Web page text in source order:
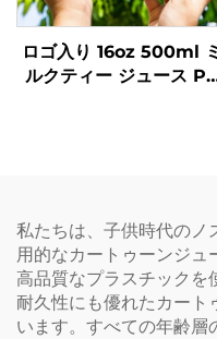
ロゴ入り 16oz 500ml
ルクティー ジュース
私たちは、子供時代のノ
用的なカートゥーンジュ
高品質なプラスチックを
耐久性にも優れたカート
います。すべての年齢層